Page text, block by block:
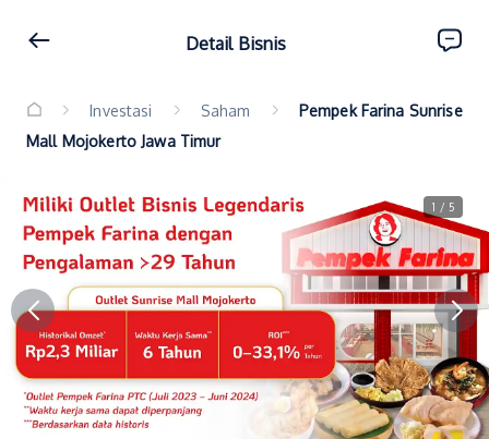
Detail Bisnis
Investasi Saham
Pempek Farina Sunrise
Mall Mojokerto Jawa Timur
1 / 5